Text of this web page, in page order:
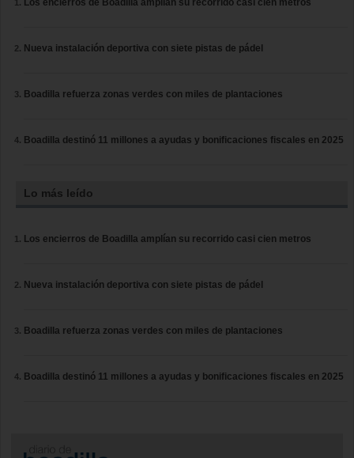
Los encierros de Boadilla amplían su recorrido casi cien metros
Nueva instalación deportiva con siete pistas de pádel
Boadilla refuerza zonas verdes con miles de plantaciones
Boadilla destinó 11 millones a ayudas y bonificaciones fiscales en 2025
Lo más leído
Los encierros de Boadilla amplían su recorrido casi cien metros
Nueva instalación deportiva con siete pistas de pádel
Boadilla refuerza zonas verdes con miles de plantaciones
Boadilla destinó 11 millones a ayudas y bonificaciones fiscales en 2025